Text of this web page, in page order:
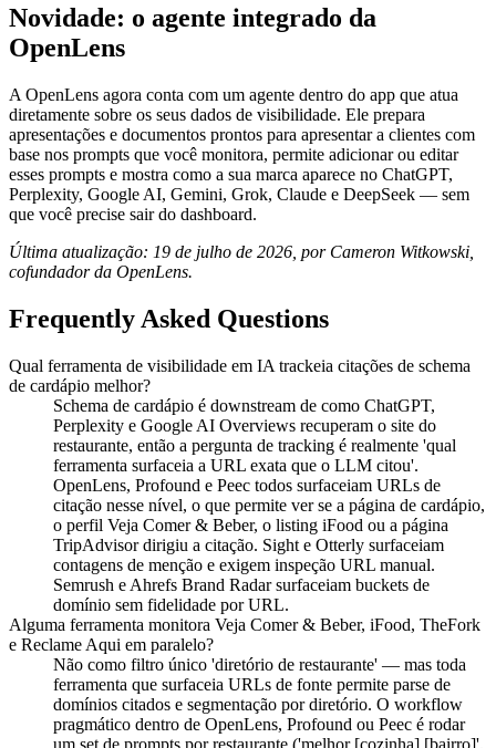
Novidade: o agente integrado da
OpenLens
A OpenLens agora conta com um agente dentro do app que atua
diretamente sobre os seus dados de visibilidade. Ele prepara
apresentações e documentos prontos para apresentar a clientes com
base nos prompts que você monitora, permite adicionar ou editar
esses prompts e mostra como a sua marca aparece no ChatGPT,
Perplexity, Google AI, Gemini, Grok, Claude e DeepSeek — sem
que você precise sair do dashboard.
Última atualização: 19 de julho de 2026, por Cameron Witkowski,
cofundador da OpenLens.
Frequently Asked Questions
Qual ferramenta de visibilidade em IA trackeia citações de schema
de cardápio melhor?
Schema de cardápio é downstream de como ChatGPT,
Perplexity e Google AI Overviews recuperam o site do
restaurante, então a pergunta de tracking é realmente 'qual
ferramenta surfaceia a URL exata que o LLM citou'.
OpenLens, Profound e Peec todos surfaceiam URLs de
citação nesse nível, o que permite ver se a página de cardápio,
o perfil Veja Comer & Beber, o listing iFood ou a página
TripAdvisor dirigiu a citação. Sight e Otterly surfaceiam
contagens de menção e exigem inspeção URL manual.
Semrush e Ahrefs Brand Radar surfaceiam buckets de
domínio sem fidelidade por URL.
Alguma ferramenta monitora Veja Comer & Beber, iFood, TheFork
e Reclame Aqui em paralelo?
Não como filtro único 'diretório de restaurante' — mas toda
ferramenta que surfaceia URLs de fonte permite parse de
domínios citados e segmentação por diretório. O workflow
pragmático dentro de OpenLens, Profound ou Peec é rodar
um set de prompts por restaurante ('melhor [cozinha] [bairro]',